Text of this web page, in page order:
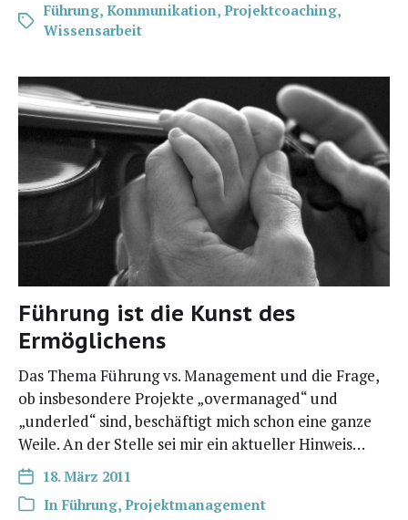
Führung, Kommunikation, Projektcoaching,
Wissensarbeit
Führung ist die Kunst des
Ermöglichens
Das The­ma Füh­rung vs. Manage­ment und die Fra­ge,
ob ins­be­son­de­re Pro­jek­te „over­ma­na­ged“ und
„under­led“ sind, beschäf­tigt mich schon eine gan­ze
Wei­le. An der Stel­le sei mir ein aktu­el­ler Hinweis…
18. März 2011
In Führung, Projektmanagement